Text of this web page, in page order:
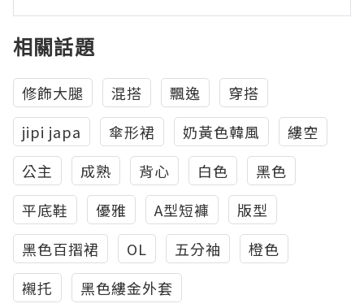
相關話題
修飾大腿 混搭 飄逸
穿搭
jipi japa
傘形裙 奶黃色韓風
縷空
公主
成熟 背心 白色
黑色
平底鞋
優雅 A型短褲
版型
黑色百摺裙
OL 五分袖
橙色
襯托
黑色縷金外套